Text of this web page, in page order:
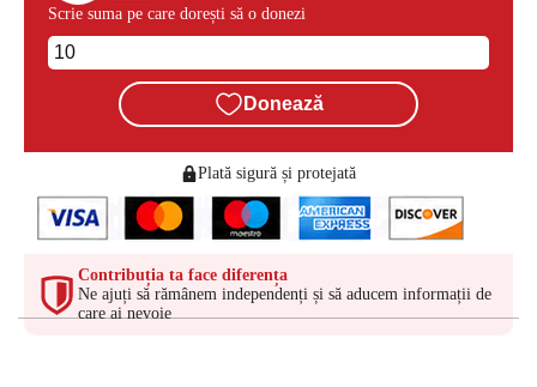
Scrie suma pe care dorești să o donezi
Donează
Plată sigură și protejată
Contribuția ta face diferența
Ne ajuți să rămânem independenți și să aducem informații de
care ai nevoie